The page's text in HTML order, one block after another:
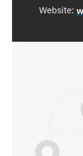
Website: